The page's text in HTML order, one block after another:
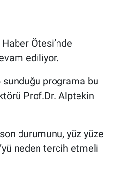
Ötesi’nde
ediliyor.
sunduğu programa bu
Prof.Dr. Alptekin
durumunu, yüz yüze
neden tercih etmeli